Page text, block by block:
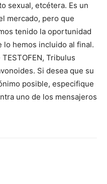
sexual, etcétera. Es un
mercado, pero que
tenido la oportunidad
lo hemos incluido al final.
Tribulus
Si desea que su
posible, especifique
uno de los mensajeros